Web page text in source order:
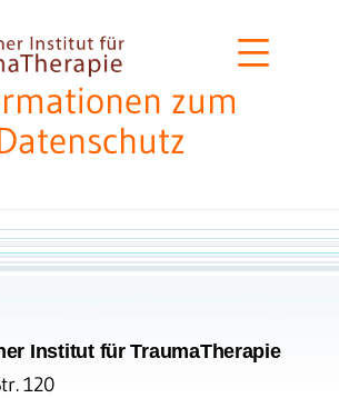
zum
Institut für TraumaTherapie
120